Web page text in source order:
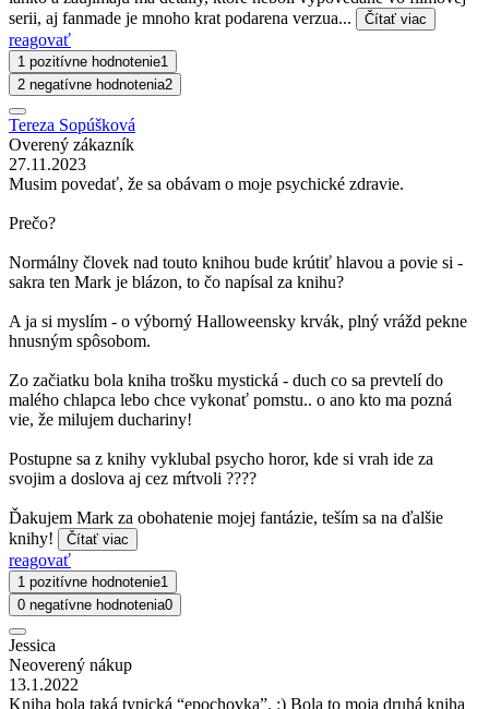
serii, aj fanmade je mnoho krat podarena verzua...
Čítať viac
reagovať
1 pozitívne hodnotenie1
2 negatívne hodnotenia2
Tereza Sopúšková
Overený zákazník
27.11.2023
Musim povedať, že sa obávam o moje psychické zdravie.
Prečo?
Normálny človek nad touto knihou bude krútiť hlavou a povie si -
sakra ten Mark je blázon, to čo napísal za knihu?
A ja si myslím - o výborný Halloweensky krvák, plný vrážd pekne
hnusným spôsobom.
Zo začiatku bola kniha trošku mystická - duch co sa prevtelí do
malého chlapca lebo chce vykonať pomstu.. o ano kto ma pozná
vie, že milujem duchariny!
Postupne sa z knihy vyklubal psycho horor, kde si vrah ide za
svojim a doslova aj cez mŕtvoli ????
Ďakujem Mark za obohatenie mojej fantázie, teším sa na ďalšie
knihy!
Čítať viac
reagovať
1 pozitívne hodnotenie1
0 negatívne hodnotenia0
Jessica
Neoverený nákup
13.1.2022
Kniha bola taká typická “epochovka”. :) Bola to moja druhá kniha